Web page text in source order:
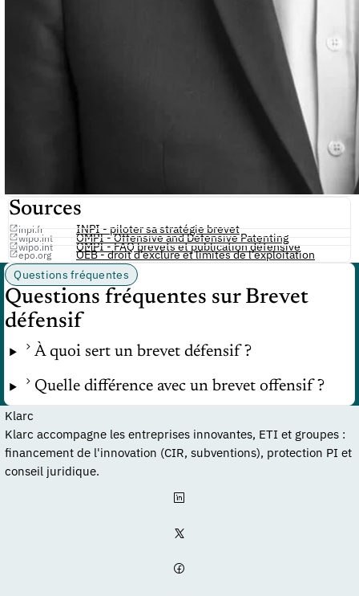
Sources
inpi.fr INPI - piloter sa stratégie brevet
wipo.int OMPI - Offensive and Defensive Patenting
wipo.int OMPI - FAQ brevets et publication défensive
epo.org
OEB - droit d’exclure et limites de l’exploitation
Questions fréquentes
Questions fréquentes sur Brevet
défensif
À quoi sert un brevet défensif ?
Quelle différence avec un brevet offensif ?
Klarc
Klarc accompagne les entreprises innovantes, ETI et groupes :
financement de l'innovation (CIR, subventions), protection PI et
conseil juridique.